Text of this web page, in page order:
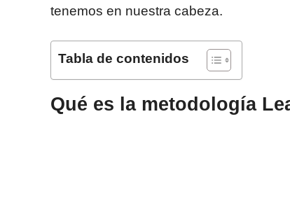
tenemos en nuestra cabeza.
Tabla de contenidos
Qué es la metodología